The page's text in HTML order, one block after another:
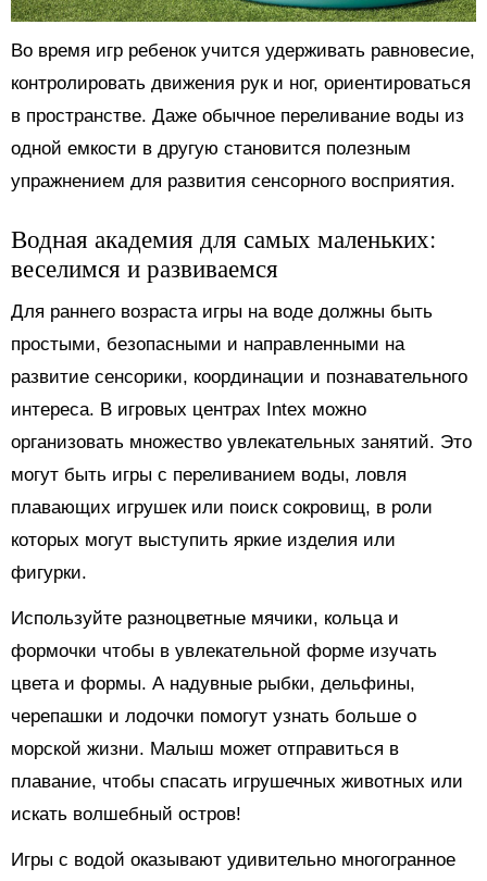
Во время игр ребенок учится удерживать равновесие,
контролировать движения рук и ног, ориентироваться
в пространстве. Даже обычное переливание воды из
одной емкости в другую становится полезным
упражнением для развития сенсорного восприятия.
Водная академия для самых маленьких:
веселимся и развиваемся
Для раннего возраста игры на воде должны быть
простыми, безопасными и направленными на
развитие сенсорики, координации и познавательного
интереса. В игровых центрах Intex можно
организовать множество увлекательных занятий. Это
могут быть игры с переливанием воды, ловля
плавающих игрушек или поиск сокровищ, в роли
которых могут выступить яркие изделия или
фигурки.
Используйте разноцветные мячики, кольца и
формочки чтобы в увлекательной форме изучать
цвета и формы. А надувные рыбки, дельфины,
черепашки и лодочки помогут узнать больше о
морской жизни. Малыш может отправиться в
плавание, чтобы спасать игрушечных животных или
искать волшебный остров!
Игры с водой оказывают удивительно многогранное